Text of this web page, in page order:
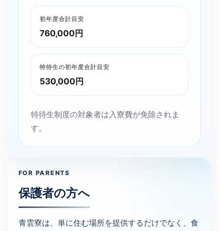
初年度合計目安
760,000円
特待生の初年度合計目安
530,000円
特待生制度の対象者は入寮費が免除されま
す。
FOR PARENTS
保護者の​方​へ
青雲寮は、単に住む場所を提供するだけでなく、食